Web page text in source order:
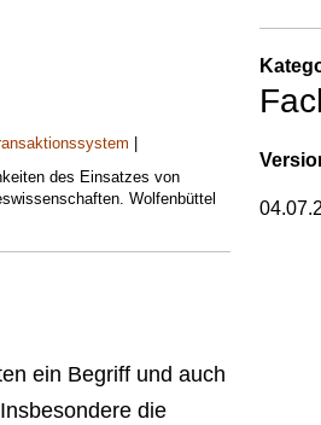
des Einsatzes von
Wolfenbüttel
ein Begriff und auch
die